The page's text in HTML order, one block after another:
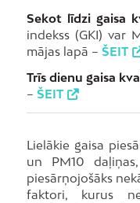
Sekot līdzi gaisa
indekss (GKI) var
mājas lapā – ŠEIT
Trīs dienu gaisa
– ŠEIT
Lielākie gaisa
un PM10
piesārņojošāks
faktori, kurus